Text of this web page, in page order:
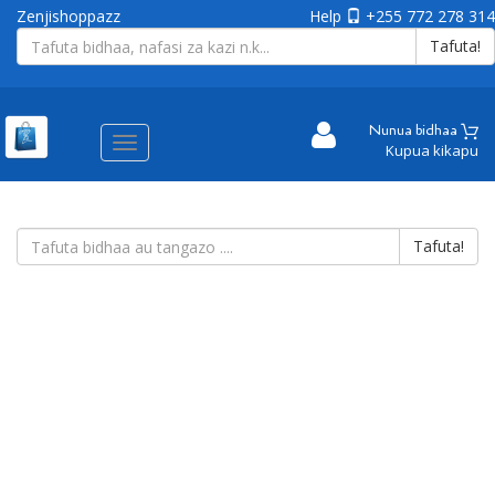
Help +255 772 278 314
Zenjishoppazz
Tafuta!
Aina
ya
Nunua bidhaa
Kupua kikapu
Tafuta!